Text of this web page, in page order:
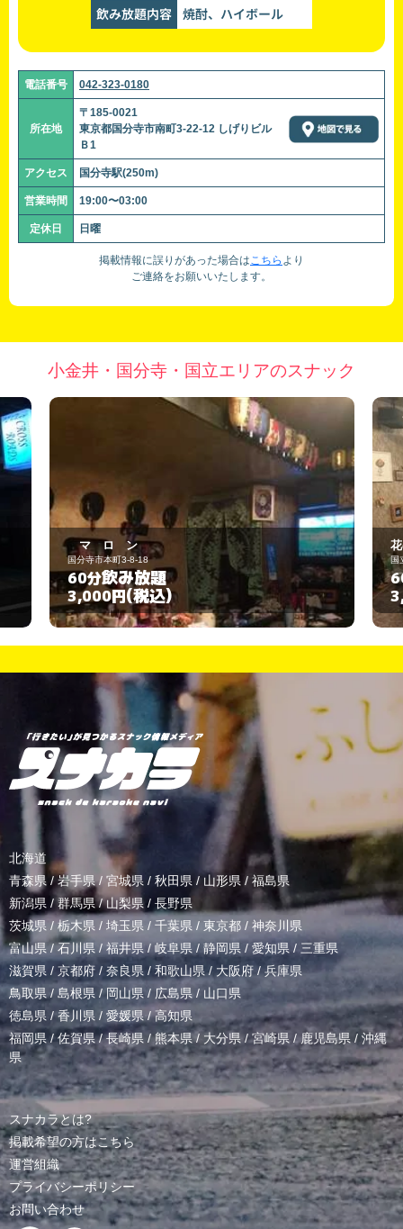
飲み放題内容 焼酎、ハイボール
電話番号 042-323-0180
所在地
〒185-0021
東京都国分寺市南町3-22-12 しげりビル
Ｂ1
アクセス 国分寺駅(250m)
営業時間 19:00〜03:00
定休日 日曜
掲載情報に誤りがあった場合はこちら より
ご連絡をお願いいたします。
小金井・国分寺・国立エリアのスナック
花の木
国立市東1-17-4
60分飲み放題
3,000円 (税込)
北海道
青森県 / 岩手県/ 宮城県 / 秋田県 / 山形県/ 福島県
新潟県 /群馬県/山梨県 / 長野県
茨城県 / 栃木県 / 埼玉県 / 千葉県 / 東京都 / 神奈川県
富山県 /石川県/福井県/岐阜県 / 静岡県 / 愛知県 / 三重県
滋賀県 / 京都府 / 奈良県 / 和歌山県/ 大阪府 /兵庫県
鳥取県/ 島根県 /岡山県/ 広島県 / 山口県
徳島県 /香川県 / 愛媛県/高知県
福岡県/佐賀県/長崎県 /熊本県/ 大分県/宮崎県 /鹿児島県 / 沖縄
県
スナカラとは?
掲載希望の方はこちら
運営組織
プライバシーポリシー
お問い合わせ